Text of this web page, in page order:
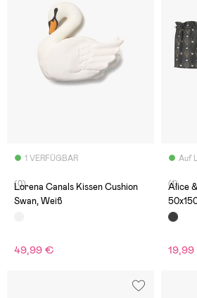
1 VERFÜGBAR
(0)
Lorena Canals Kissen Cushion
Swan, Weiß
49,99 €
Auf
(1)
Alice